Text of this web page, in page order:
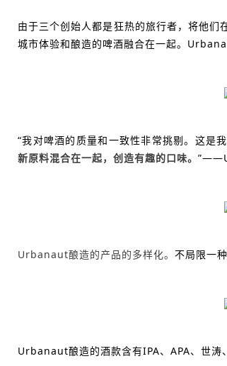
由于三个创始人都是狂热的旅行者，将他们
城市体验和酿造的啤酒融合在一起。
“我对啤酒的质量和一致性非常挑剔。这是
新原料混合在一起，创造有趣的口味。
Urbanaut酿造的产品的多样化。 不局限一
Urbanaut酿造的酒款含有IPA、APA、世涛